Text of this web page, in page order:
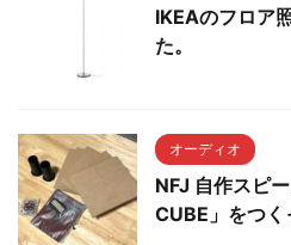
IKEAのフロア
た。
オーディオ
NFJ 自作スピ
CUBE」をつく